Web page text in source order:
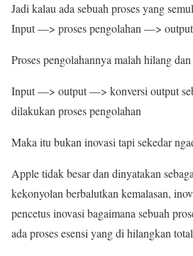
Jadi kalau ada sebuah proses yang
Input —> proses pengolahan —> output
Proses pengolahannya malah hilang
Input —> output —> konversi output
dilakukan proses pengolahan
Maka itu bukan inovasi tapi sekedar
Apple tidak besar dan dinyatakan
kekonyolan berbalutkan kemalasan,
pencetus inovasi bagaimana sebuah
ada proses esensi yang di hilangkan